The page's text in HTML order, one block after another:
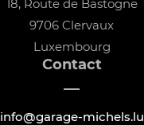
18, Route de Bastogne
9706 Clervaux
Luxembourg
Contact
info@garage-michels.lu